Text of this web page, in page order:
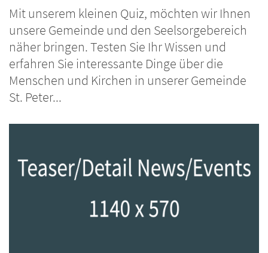
Mit unserem kleinen Quiz, möchten wir Ihnen
unsere Gemeinde und den Seelsorgebereich
näher bringen. Testen Sie Ihr Wissen und
erfahren Sie interessante Dinge über die
Menschen und Kirchen in unserer Gemeinde
St. Peter...